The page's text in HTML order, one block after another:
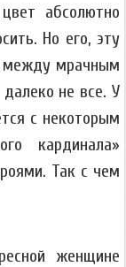
абсолютно
Но его, эту
между мрачным
не все. У
с некоторым
кардинала»
Так с чем
женщине